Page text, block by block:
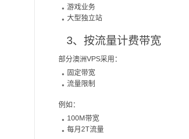
游戏业务
大型独立站
3、按流量计费带宽
部分澳洲VPS采用：
固定带宽
流量限制
例如：
100M带宽
每月2T流量